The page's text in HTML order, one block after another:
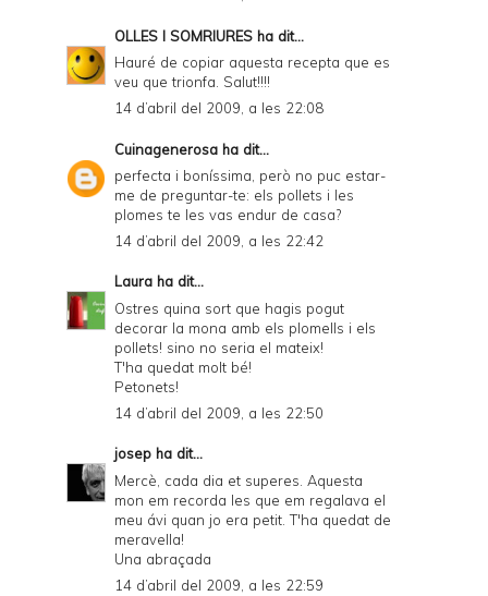
OLLES I SOMRIURES ha dit...
Hauré de copiar aquesta recepta que es
veu que trionfa. Salut!!!!
14 d’abril del 2009, a les 22:08
Cuinagenerosa ha dit...
perfecta i boníssima, però no puc estar-
me de preguntar-te: els pollets i les
plomes te les vas endur de casa?
14 d’abril del 2009, a les 22:42
Laura ha dit...
Ostres quina sort que hagis pogut
decorar la mona amb els plomells i els
pollets! sino no seria el mateix!
T'ha quedat molt bé!
Petonets!
14 d’abril del 2009, a les 22:50
josep ha dit...
Mercè, cada dia et superes. Aquesta
mon em recorda les que em regalava el
meu ávi quan jo era petit. T'ha quedat de
meravella!
Una abraçada
14 d’abril del 2009, a les 22:59